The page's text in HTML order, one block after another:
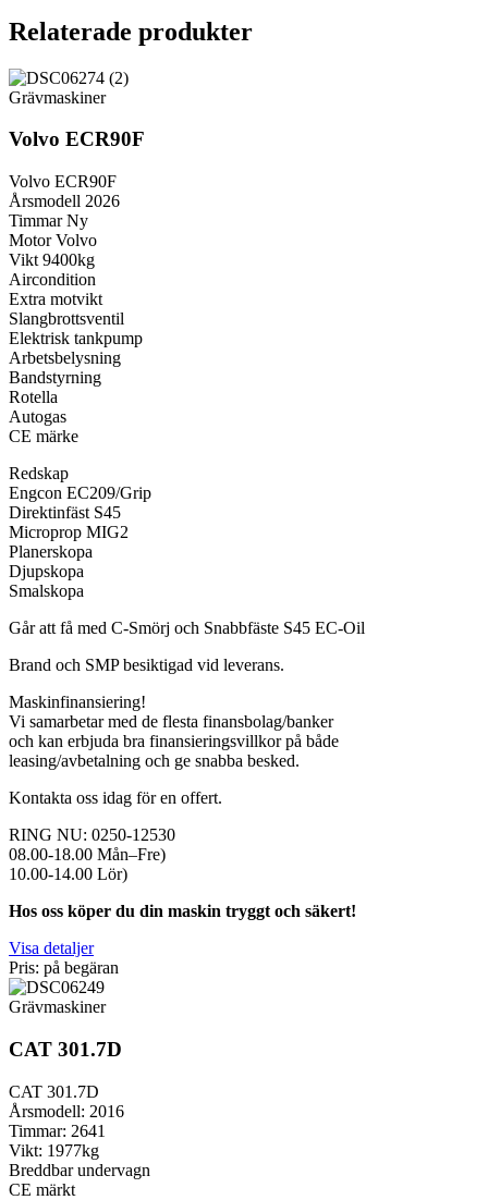
Relaterade produkter
Grävmaskiner
Volvo ECR90F
Volvo ECR90F
Årsmodell 2026
Timmar Ny
Motor Volvo
Vikt 9400kg
Aircondition
Extra motvikt
Slangbrottsventil
Elektrisk tankpump
Arbetsbelysning
Bandstyrning
Rotella
Autogas
CE märke
Redskap
Engcon EC209/Grip
Direktinfäst S45
Microprop MIG2
Planerskopa
Djupskopa
Smalskopa
Går att få med C-Smörj och Snabbfäste S45 EC-Oil
Brand och SMP besiktigad vid leverans.
Maskinfinansiering!
Vi samarbetar med de flesta finansbolag/banker
och kan erbjuda bra finansieringsvillkor på både
leasing/avbetalning och ge snabba besked.
Kontakta oss idag för en offert.
RING NU: 0250-12530
08.00-18.00 Mån–Fre)
10.00-14.00 Lör)
Hos oss köper du din maskin tryggt och säkert!
Visa detaljer
Pris: på begäran
Grävmaskiner
CAT 301.7D
CAT 301.7D
Årsmodell: 2016
Timmar: 2641
Vikt: 1977kg
Breddbar undervagn
CE märkt